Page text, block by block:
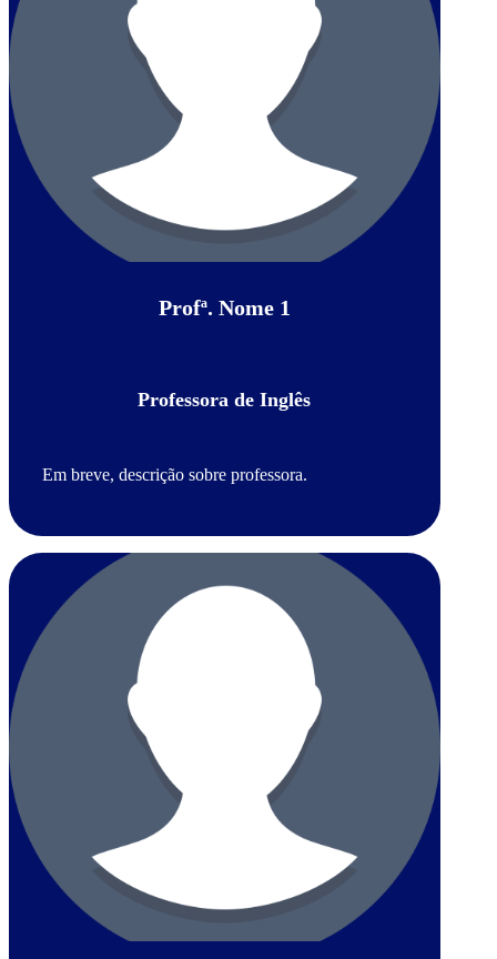
Profª. Nome 1
Professora de Inglês
Em breve, descrição sobre professora.